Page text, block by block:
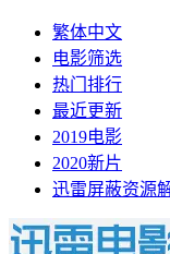
繁体中文
电影筛选
热门排行
最近更新
2019电影
2020新片
迅雷屏蔽资源